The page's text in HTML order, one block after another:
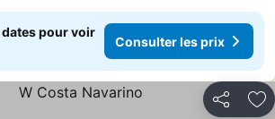
pour voir
Consulter les prix
Partager